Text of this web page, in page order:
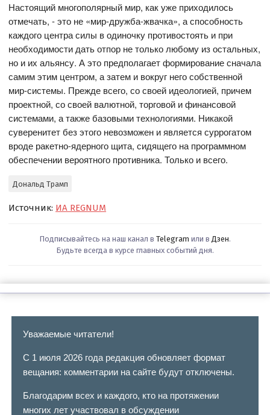
Настоящий многополярный мир, как уже приходилось
отмечать, - это не «мир-дружба-жвачка», а способность
каждого центра силы в одиночку противостоять и при
необходимости дать отпор не только любому из остальных,
но и их альянсу. А это предполагает формирование сначала
самим этим центром, а затем и вокруг него собственной
мир-системы. Прежде всего, со своей идеологией, причем
проектной, со своей валютной, торговой и финансовой
системами, а также базовыми технологиями. Никакой
суверенитет без этого невозможен и является суррогатом
вроде ракетно-ядерного щита, сидящего на программном
обеспечении вероятного противника. Только и всего.
Дональд Трамп
Источник: ИА REGNUM
Подписывайтесь на наш канал в Telegram или в Дзен.
Будьте всегда в курсе главных событий дня.
Уважаемые читатели!
С 1 июля 2026 года редакция обновляет формат
вещания: комментарии на сайте будут отключены.
Благодарим всех и каждого, кто на протяжении
многих лет участвовал в обсуждении